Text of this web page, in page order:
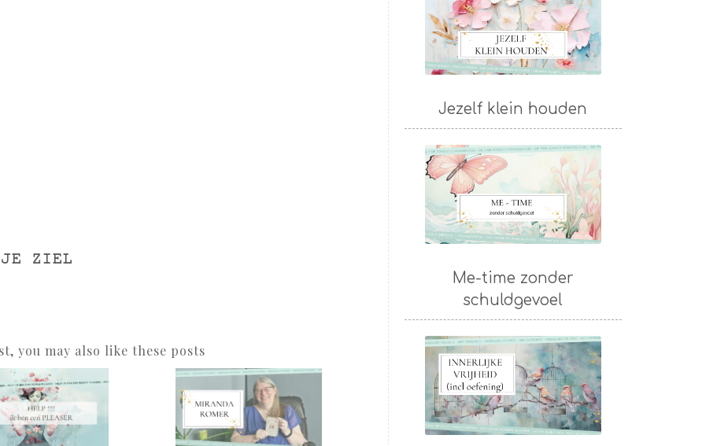
JE ZIEL
you may also like these posts
Jezelf klein houden
Me-time zonder
schuldgevoel